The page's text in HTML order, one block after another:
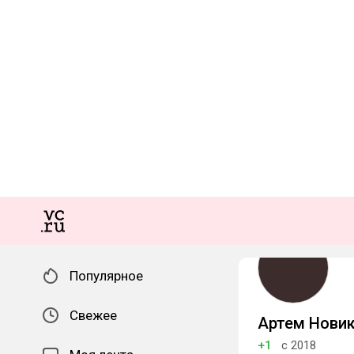
Популярное
Свежее Артем
+1 с 2018